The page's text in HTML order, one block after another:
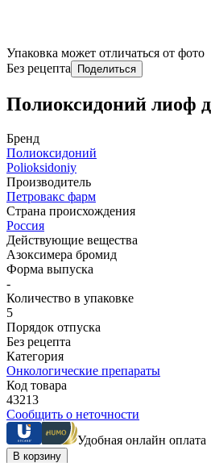
Упаковка может отличаться от фото
Без рецепта
Поделиться
Полиоксидоний лиоф
Бренд
Полиоксидоний
Polioksidoniy
Производитель
Петровакс фарм
Страна происхождения
Россия
Действующие вещества
Азоксимера бромид
Форма выпуска
-
Количество в упаковке
5
Порядок отпуска
Без рецепта
Категория
Онкологические препараты
Код товара
43213
Сообщить о неточности
Удобная онлайн оплата
В корзину